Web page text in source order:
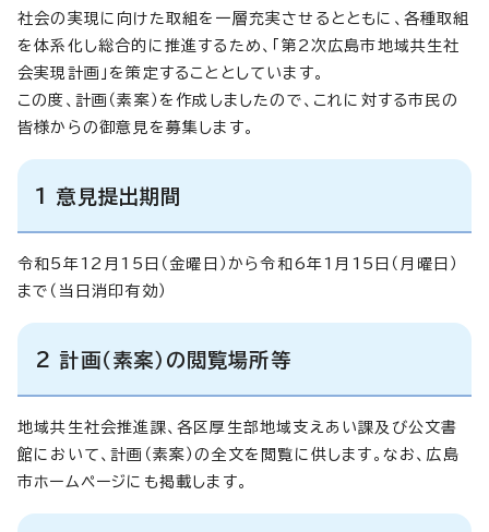
社会の実現に向けた取組を一層充実させるとともに、各種取組
を体系化し総合的に推進するため、「第2次広島市地域共生社
会実現計画」を策定することとしています。
この度、計画（素案）を作成しましたので、これに対する市民の
皆様からの御意見を募集します。
1 意見提出期間
令和5年12月15日（金曜日）から令和6年1月15日（月曜日）
まで（当日消印有効）
2 計画（素案）の閲覧場所等
地域共生社会推進課、各区厚生部地域支えあい課及び公文書
館において、計画（素案）の全文を閲覧に供します。なお、広島
市ホームページにも掲載します。